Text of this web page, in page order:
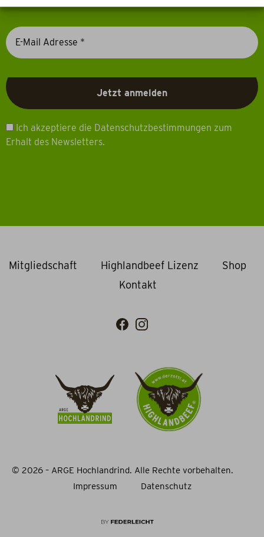
Ich akzeptiere die Datenschutzbestimmungen zum
Erhalt des Newsletters.
Mitgliedschaft Highlandbeef Lizenz
Shop
Kontakt
© 2026 – ARGE Hochlandrind. Alle Rechte vorbehalten.
Impressum
Datenschutz